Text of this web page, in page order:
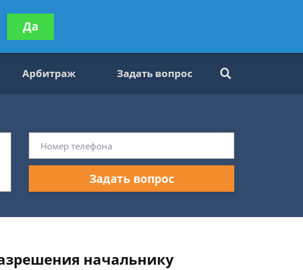
консультацию
бесплатно
Арбитраж Задать вопрос
Задать вопрос
начальнику
Да